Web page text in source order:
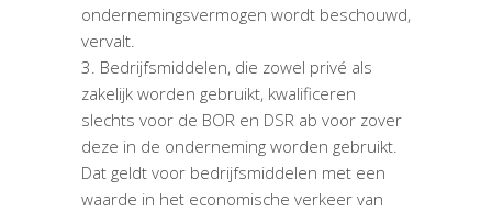
ondernemingsvermogen wordt beschouwd,
vervalt.
Bedrijfsmiddelen, die zowel privé als
zakelijk worden gebruikt, kwalificeren
slechts voor de BOR en DSR ab voor zover
deze in de onderneming worden gebruikt.
Dat geldt voor bedrijfsmiddelen met een
waarde in het economische verkeer van